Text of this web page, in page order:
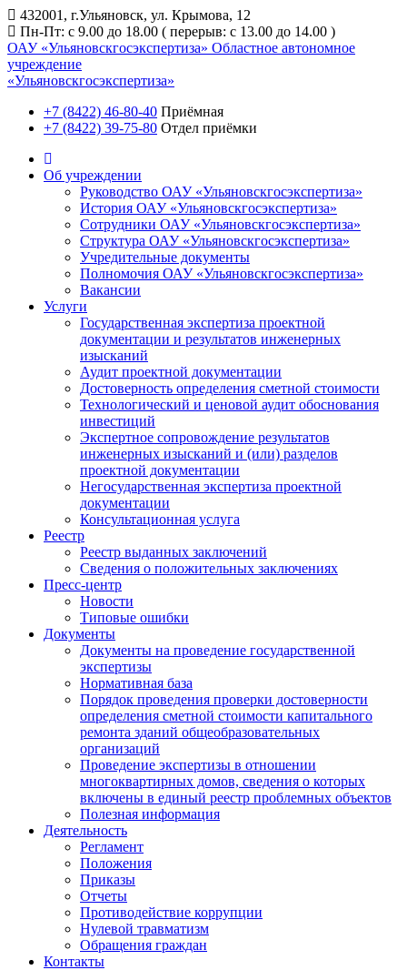
432001, г.Ульяновск, ул. Крымова, 12
Пн-Пт: с 9.00 до 18.00 ( перерыв: с 13.00 до 14.00 )
ОАУ «Ульяновскгосэкспертиза» Областное автономное
учреждение
«Ульяновскгосэкспертиза»
+7 (8422) 46-80-40 Приёмная
+7 (8422) 39-75-80 Отдел приёмки
Об учреждении
Руководство ОАУ «Ульяновскгосэкспертиза»
История ОАУ «Ульяновскгосэкспертиза»
Сотрудники ОАУ «Ульяновскгосэкспертиза»
Структура ОАУ «Ульяновскгосэкспертиза»
Учредительные документы
Полномочия ОАУ «Ульяновскгосэкспертиза»
Вакансии
Услуги
Государственная экспертиза проектной
документации и результатов инженерных
изысканий
Аудит проектной документации
Достоверность определения сметной стоимости
Технологический и ценовой аудит обоснования
инвестиций
Экспертное сопровождение результатов
инженерных изысканий и (или) разделов
проектной документации
Негосударственная экспертиза проектной
документации
Консультационная услуга
Реестр
Реестр выданных заключений
Сведения о положительных заключениях
Пресс-центр
Новости
Типовые ошибки
Документы
Документы на проведение государственной
экспертизы
Нормативная база
Порядок проведения проверки достоверности
определения сметной стоимости капитального
ремонта зданий общеобразовательных
организаций
Проведение экспертизы в отношении
многоквартирных домов, сведения о которых
включены в единый реестр проблемных объектов
Полезная информация
Деятельность
Регламент
Положения
Приказы
Отчеты
Противодействие коррупции
Нулевой травматизм
Обращения граждан
Контакты